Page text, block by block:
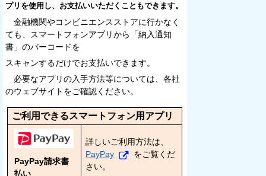
プリを使用し、お支払いいただくこともできます。
金融機関やコンビニエンスストアに行かなく
ても、スマートフォンアプリから「納入通知
書」のバーコードを
スキャンするだけでお支払いできます。
必要なアプリの入手方法等については、各社
のウェブサイトをご確認ください。
ご利用できるスマートフォン用アプリ
PayPay請求書
払い
詳しいご利用方法は、
PayPay
をご覧くだ
さい。